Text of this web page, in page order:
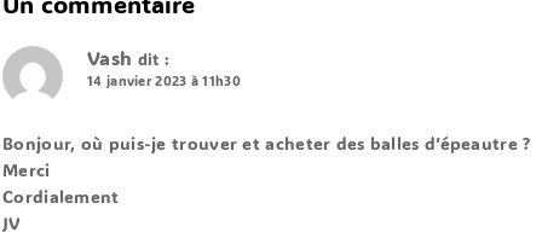
Vash dit :
14 janvier 2023 à 11h30
Bonjour, où puis-je trouver et acheter des balles d’épeautre ?
Merci
Cordialement
JV